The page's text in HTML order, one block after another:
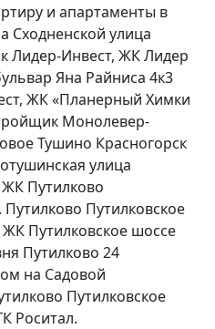
и апартаменты в
Сходненской улица
Лидер-Инвест, ЖК Лидер
Яна Райниса 4к3
ЖК «Планерный Химки
Монолевер-
Тушино Красногорск
улица
Путилково
Путилковское
Путилковское шоссе
Путилково 24
на Садовой
Путилковское
Роситал.